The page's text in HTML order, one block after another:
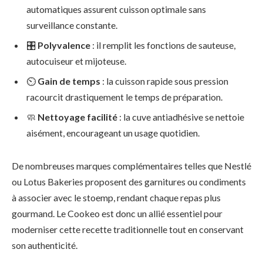
automatiques assurent cuisson optimale sans
surveillance constante.
🎛️ Polyvalence : il remplit les fonctions de sauteuse,
autocuiseur et mijoteuse.
⏲️ Gain de temps : la cuisson rapide sous pression
racourcit drastiquement le temps de préparation.
🧼 Nettoyage facilité : la cuve antiadhésive se nettoie
aisément, encourageant un usage quotidien.
De nombreuses marques complémentaires telles que Nestlé
ou Lotus Bakeries proposent des garnitures ou condiments
à associer avec le stoemp, rendant chaque repas plus
gourmand. Le Cookeo est donc un allié essentiel pour
moderniser cette recette traditionnelle tout en conservant
son authenticité.